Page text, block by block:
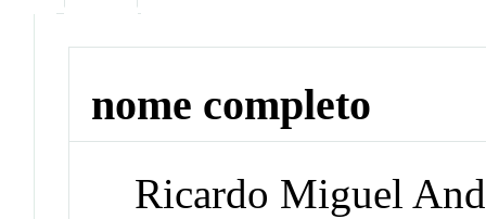
nome completo
Ricardo Miguel